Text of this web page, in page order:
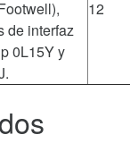
de interfaz
0L15Y y
12